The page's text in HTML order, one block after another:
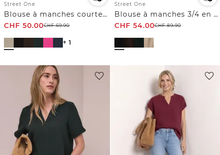
Street One
Blouse à manches courtes en gaze de coton
CHF 50.00CHF69.90
+ 1
Street One
Blouse à manches 3/4 en gaze de coton
CHF 54.00CHF89.90